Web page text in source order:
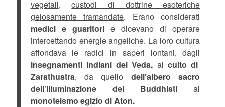
vegetali,custodi di dottrine esoteriche
gelosamente tramandate. Erano considerati
medici e guaritorie dicevano di operare
intercettando energie angeliche. La loro cultura
affondava le radici in saperi lontani, dagli
insegnamenti indiani dei Veda, al culto di
Zarathustra, da quello dell’albero sacro
dell’Illuminazione dei Buddhisti al
monoteismo egizio di Aton.